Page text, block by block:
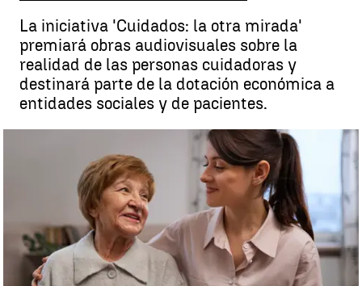
La iniciativa 'Cuidados: la otra mirada'
premiará obras audiovisuales sobre la
realidad de las personas cuidadoras y
destinará parte de la dotación económica a
entidades sociales y de pacientes.